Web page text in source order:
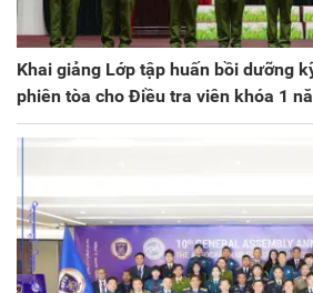
Khai giảng Lớp tập huấn bồi dưỡng
phiên tòa cho Điều tra viên khóa 1